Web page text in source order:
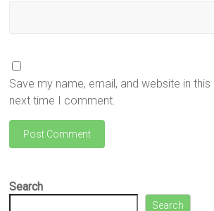
Save my name, email, and website in
next time I comment.
Search
Search